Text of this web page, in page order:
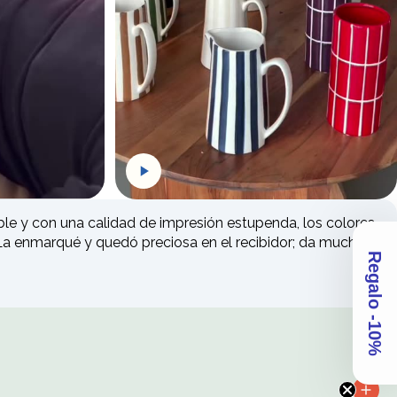
y con una calidad de impresión estupenda, los colores
enmarqué y quedó preciosa en el recibidor; da mucha
en el carrito. Preparamos y enviamos tu pedido para que
Regalo -10%
Loreak!
en tu
y recibe un
compra.